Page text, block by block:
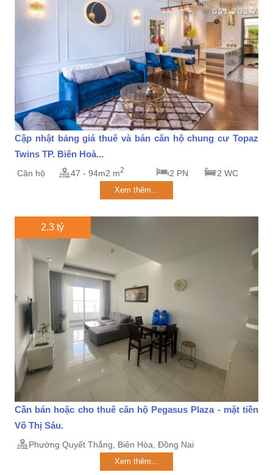
Cập nhật bảng giá thuê và bán căn hộ chung cư Topaz
Twins TP. Biên Hoà...
Căn hộ 47 - 94m2 m2 2 PN 2 WC
Xem thêm...
2.3 tỷ
Cần bán hoặc cho thuê căn hộ Pegasus Plaza - mặt tiền
Võ Thị Sáu.
Phường Quyết Thắng, Biên Hòa, Đồng Nai
Xem thêm...